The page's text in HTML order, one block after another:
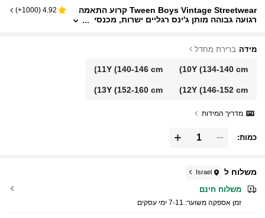
Tween Boys Vintage Streetwear קרוע התאמה
רגועה גבוהה מותן ג'ינס רגליים ישרות, מכנסי
4.92
(
1000+
)
מידה ברירת מחדל
10Y (134-140 cm)
11Y(140-146 cm)
12Y (146-152 cm)
13Y(152-160 cm)
מדריך המידות
כמות:
משלוח ל Israel
משלוח חינם
זמן אספקה ​​משוער: 7-11 ימי עסקים